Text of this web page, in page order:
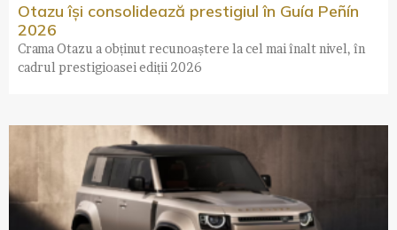
Otazu își consolidează prestigiul în Guía Peñín
2026
Crama Otazu a obținut recunoaștere la cel mai înalt nivel, în
cadrul prestigioasei ediții 2026